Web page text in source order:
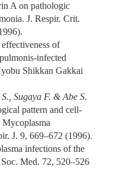
A on pathologic
J. Respir. Crit.
of
infected
Shikkan Gakkai
Sugaya F. & Abe S.
pattern and cell-
Mycoplasma
J. 9, 669–672 (1996).
infections of the
Med. 72, 520–526